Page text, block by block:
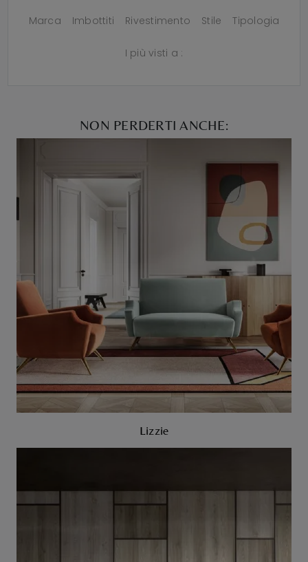
Marca Imbottiti Rivestimento Stile Tipologia
I più visti a :
NON PERDERTI ANCHE:
Lizzie